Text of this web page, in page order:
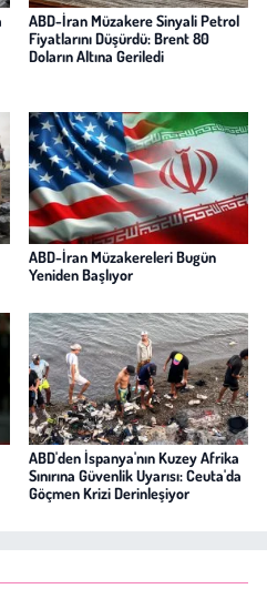
ABD-İran Müzakere Sinyali Petrol
Fiyatlarını Düşürdü: Brent 80
Doların Altına Geriledi
ABD-İran Müzakereleri Bugün
Yeniden Başlıyor
ABD'den İspanya'nın Kuzey Afrika
Sınırına Güvenlik Uyarısı: Ceuta'da
Göçmen Krizi Derinleşiyor